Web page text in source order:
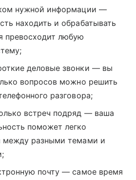
нужной информации —
находить и обрабатывать
превосходит любую
деловые звонки — вы
вопросов можно решить
разговора;
встреч подряд — ваша
поможет легко
между разными темами и
почту — самое время